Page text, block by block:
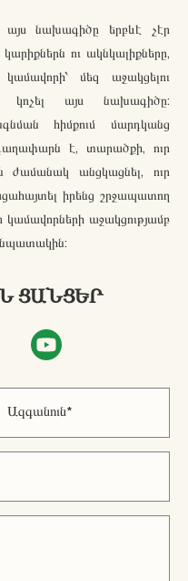
նախագիծը երբևէ չէր
ու ակնկալիքները,
մեզ աջակցելու
կոչել այս նախագիծը:
հիմքում մարդկանց
է, տարածքի, ուր
ժամանակ անցկացնել, ուր
իրենց շրջապատող
աջակցությամբ
նպատակին:
ՑԱՆՑԵՐ